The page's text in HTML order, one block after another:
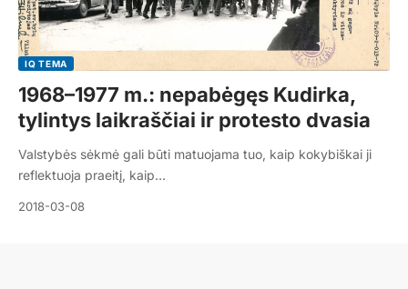
IQ TEMA
1968–1977 m.: nepabėgęs Kudirka,
tylintys laikraščiai ir protesto dvasia
Valstybės sėkmė gali būti matuojama tuo, kaip kokybiškai ji
reflektuoja praeitį, kaip…
2018-03-08